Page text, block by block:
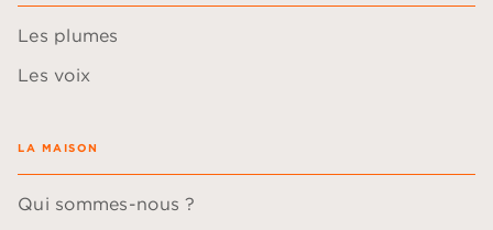
Les plumes
Les voix
LA MAISON
Qui sommes-nous ?